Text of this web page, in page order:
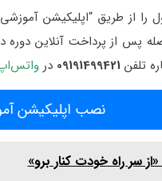
پس از پرداخت آنلاین
تلفن 09191499421 در
نصب اپلیکیشن
سر راه خودت کنار برو»